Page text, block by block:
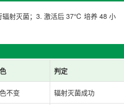
辐射灭菌；3. 激活后 37℃ 培养 48 小
判定
不变 辐射灭菌成功